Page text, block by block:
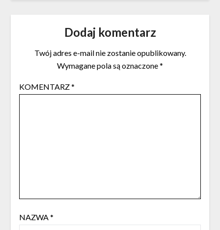
Dodaj komentarz
Twój adres e-mail nie zostanie opublikowany.
Wymagane pola są oznaczone*
KOMENTARZ*
NAZWA*